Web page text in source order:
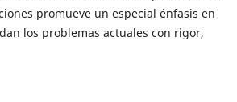
promueve un especial énfasis en
los problemas actuales con rigor,